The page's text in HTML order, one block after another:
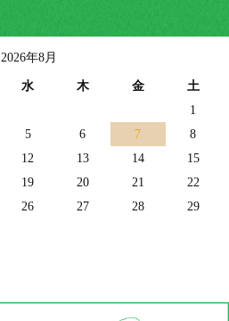
2026年8月
水 木 金 土
1
5 6 7
8
12 13 14
15
19 20 21
22
26 27 28
29